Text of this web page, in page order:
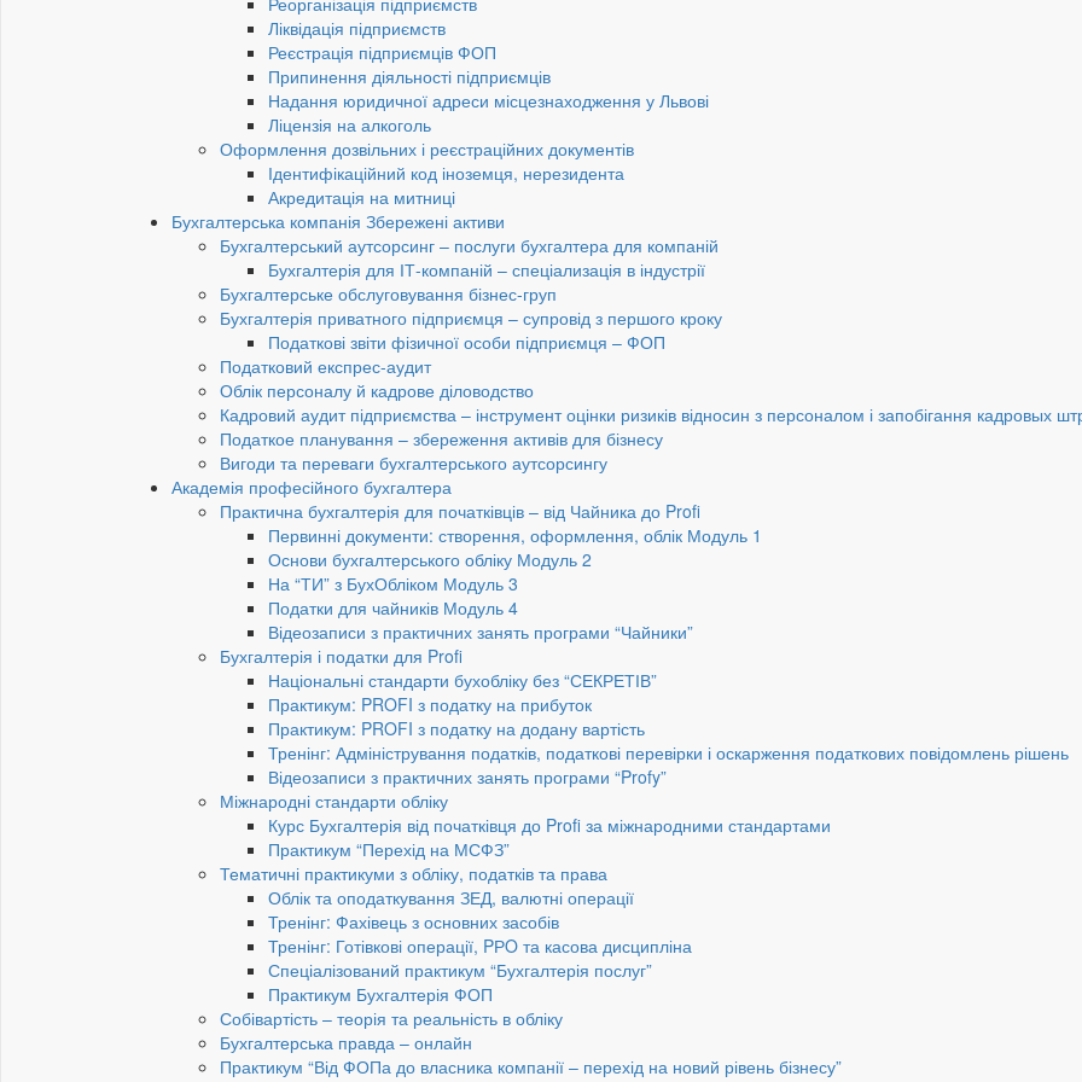
Ліквідація підприємств
Реєстрація підприємців ФОП
Припинення діяльності підприємців
Надання юридичної адреси місцезнаходження у Львові
Ліцензія на алкоголь
Оформлення дозвільних і реєстраційних документів
Ідентифікаційний код іноземця, нерезидента
Акредитація на митниці
Бухгалтерська компанія Збережені активи
Бухгалтерський аутсорсинг – послуги бухгалтера для компаній
Бухгалтерія для ІТ-компаній – спеціализація в індустрії
Бухгалтерське обслуговування бізнес-груп
Бухгалтерія приватного підприємця – супровід з першого кроку
Податкові звіти фізичної особи підприємця – ФОП
Податковий експрес-аудит
Облік персоналу й кадрове діловодство
Кадровий аудит підприємства – інструмент оцінки ризиків відносин з персоналом і запобігання кадровых
Податкое планування – збереження активів для бізнесу
Вигоди та переваги бухгалтерського аутсорсингу
Академія професійного бухгалтера
Практична бухгалтерія для початківців – від Чайника до Profi
Первинні документи: створення, оформлення, облік Модуль 1
Основи бухгалтерського обліку Модуль 2
На “ТИ” з БухОбліком Модуль 3
Податки для чайників Модуль 4
Відеозаписи з практичних занять програми “Чайники”
Бухгалтерія і податки для Profi
Національні стандарти бухобліку без “СЕКРЕТІВ”
Практикум: PROFI з податку на прибуток
Практикум: PROFI з податку на додану вартість
Тренінг: Адміністрування податків, податкові перевірки і оскарження податкових повідомлень рішень
Відеозаписи з практичних занять програми “Profy”
Міжнародні стандарти обліку
Курс Бухгалтерія від початківця до Profi за міжнародними стандартами
Практикум “Перехід на МСФЗ”
Тематичні практикуми з обліку, податків та права
Облік та оподаткування ЗЕД, валютні операції
Тренінг: Фахівець з основних засобів
Тренінг: Готівкові операції, PРO та касова дисципліна
Спеціалізований практикум “Бухгалтерія послуг”
Практикум Бухгалтерія ФОП
Собівартість – теорія та реальність в обліку
Бухгалтерська правда – онлайн
Практикум “Від ФОПа до власника компанії – перехід на новий рівень бізнесу”